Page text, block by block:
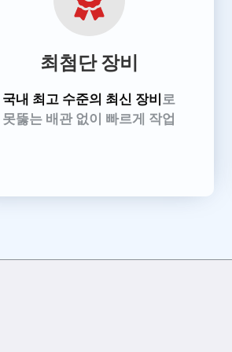
최첨단 장비
국내 최고 수준의 최신 장비로
못뚫는 배관 없이 빠르게 작업